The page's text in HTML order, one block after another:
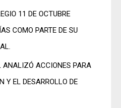
11 DE OCTUBRE
COMO PARTE DE SU
ANALIZÓ ACCIONES PARA
Y EL DESARROLLO DE